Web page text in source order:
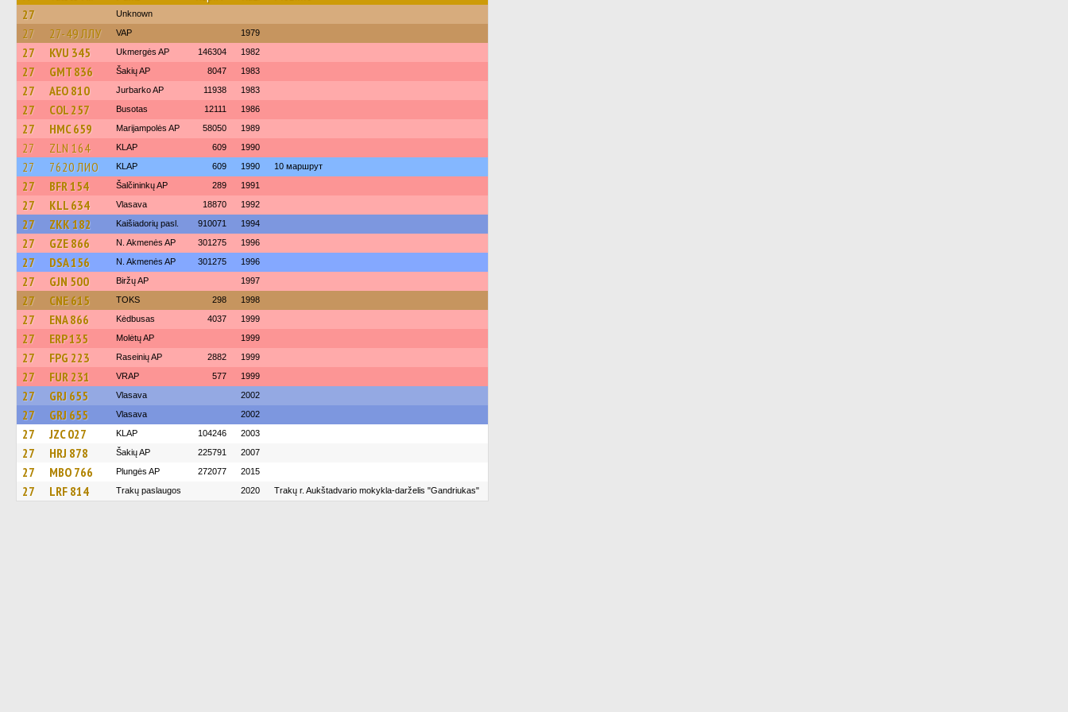
27 Unknown
27 27-49 ЛЛУ VAP 1979
27 KVU 345 Ukmergės AP 146304 1982
27 GMT 836 Šakių AP 8047 1983
27 AEO 810 Jurbarko AP 11938 1983
27 COL 257 Busotas 12111 1986
27 HMC 659 Marijampolės AP 58050 1989
27 ZLN 164 KLAP 609 1990
27 7620 ЛИО KLAP 609 1990 10 маршрут
27 BFR 154 Šalčininkų AP 289 1991
27 KLL 634 Vlasava 18870 1992
27 ZKK 182 Kaišiadorių pasl. 910071 1994
27 GZE 866 N. Akmenės AP 301275 1996
27 DSA 156 N. Akmenės AP 301275 1996
27 GJN 500 Biržų AP 1997
27 CNE 615 TOKS 298 1998
27 ENA 866 Kėdbusas 4037 1999
27 ERP 135 Molėtų AP 1999
27 FPG 223 Raseinių AP 2882 1999
27 FUR 231 VRAP 577 1999
27 GRJ 655 Vlasava 2002
27 GRJ 655 Vlasava 2002
27 JZC 027 KLAP 104246 2003
27 HRJ 878 Šakių AP 225791 2007
27 MBO 766 Plungės AP 272077 2015
27 LRF 814 Trakų paslaugos 2020 Trakų r. Aukštadvario mokykla-darželis "Gandriukas"